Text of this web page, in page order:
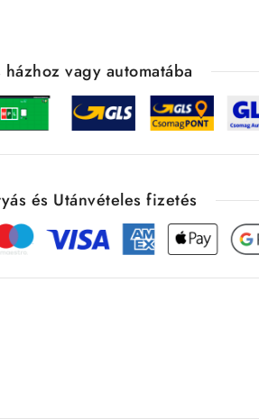
házhoz vagy automatába
és Utánvételes fizetés